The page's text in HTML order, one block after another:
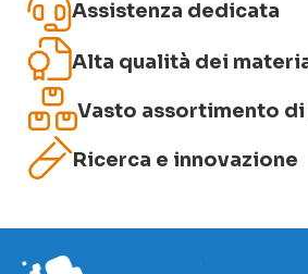
Assistenza dedicata
Alta qualità dei
Vasto assortimento
Ricerca e innovazione